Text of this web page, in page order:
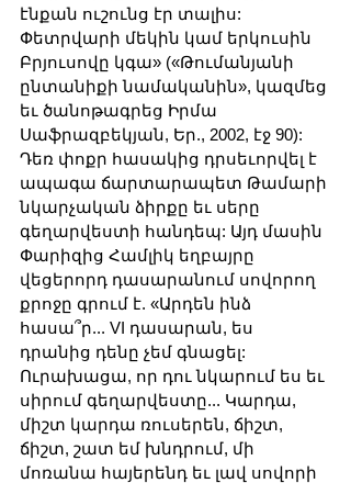
էնքան ուշունց էր տալիս:
Փետրվարի մեկին կամ երկուսին
Բրյուսովը կգա» («Թումանյանի
ընտանիքի նամականին», կազմեց
եւ ծանոթագրեց Իրմա
Սաֆրազբեկյան, Եր., 2002, էջ 90):
Դեռ փոքր հասակից դրսեւորվել է
ապագա ճարտարապետ Թամարի
նկարչական ձիրքը եւ սերը
գեղարվեստի հանդեպ: Այդ մասին
Փարիզից Համլիկ եղբայրը
վեցերորդ դասարանում սովորող
քրոջը գրում է. «Արդեն ինձ
հասա՞ր... VI դասարան, ես
դրանից դենը չեմ գնացել:
Ուրախացա, որ դու նկարում ես եւ
սիրում գեղարվեստը... Կարդա,
միշտ կարդա ռուսերեն, ճիշտ,
ճիշտ, շատ եմ խնդրում, մի
մոռանա հայերենդ եւ լավ սովորի